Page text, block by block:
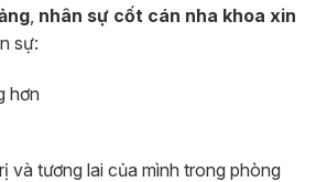
, nhân sự cốt cán nha khoa xin
sự:
hơn
và tương lai của mình trong phòng